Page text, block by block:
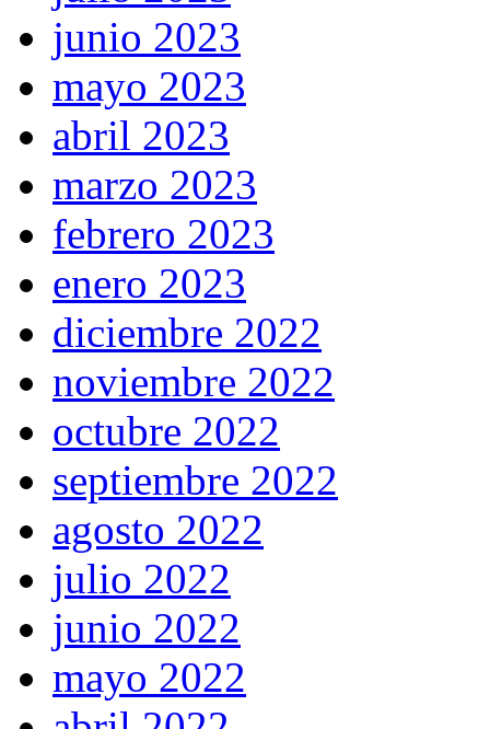
junio 2023
mayo 2023
abril 2023
marzo 2023
febrero 2023
enero 2023
diciembre 2022
noviembre 2022
octubre 2022
septiembre 2022
agosto 2022
julio 2022
junio 2022
mayo 2022